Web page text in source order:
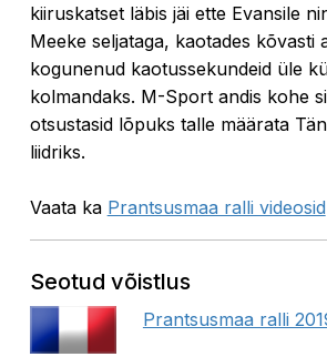
kiiruskatset läbis jäi ette Evansile
Meeke seljataga, kaotades kõvasti
kogunenud kaotussekundeid üle
kolmandaks. M-Sport andis kohe
otsustasid lõpuks talle määrata
liidriks.
Vaata ka Prantsusmaa ralli videosid
Seotud võistlus
Prantsusmaa ralli